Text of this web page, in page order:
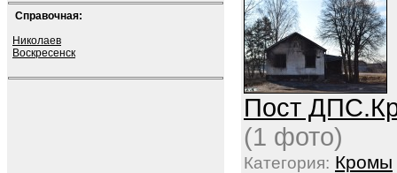
Справочная:
Николаев
Воскресенск
Пост
(1 фото)
Категория: Кромы